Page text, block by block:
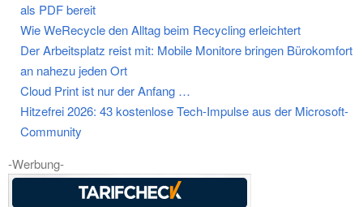
als PDF bereit
Wie WeRecycle den Alltag beim Recycling erleichtert
Der Arbeitsplatz reist mit: Mobile Monitore bringen Bürokomfort
an nahezu jeden Ort
Cloud Print ist nur der Anfang …
Hitzefrei 2026: 43 kostenlose Tech-Impulse aus der Microsoft-
Community
-Werbung-